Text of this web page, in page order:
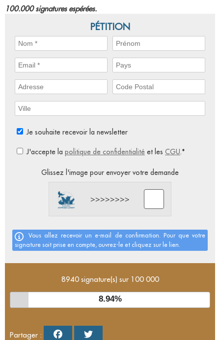
100.000 signatures espérées.
PÉTITION
Je souhaite recevoir la newsletter
J'accepte la politique de confidentialité et les CGU.*
Glissez l'image pour envoyer votre demande
Vous allez recevoir un e-mail de confirmation. Pour que votre
signature soit prise en compte, ouvrez-le et cliquez sur le lien.
8940 signature(s) sur 100 000
8.94%
Partager :